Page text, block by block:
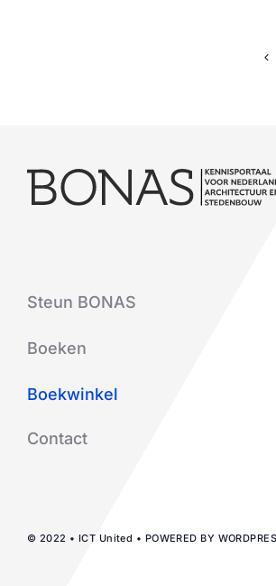
Steun BONAS
Boeken
Boekwinkel
Contact
© 2022 • ICT United • POWERED BY